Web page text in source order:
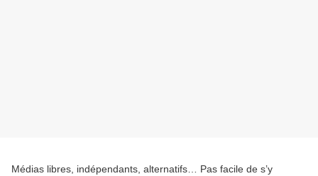
Médias libres, indépendants, alternatifs… Pas facile de s’y